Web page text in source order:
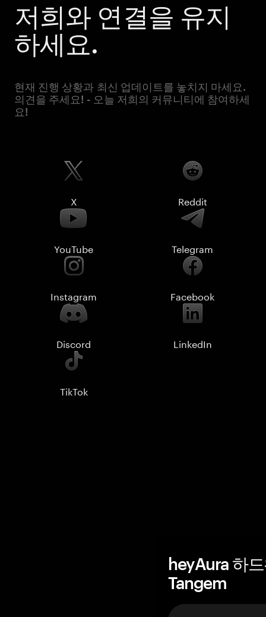
저희와 연결을 유지
하세요.
현재 진행 상황과 최신 업데이트를 놓치지 마세요.
의견을 주세요! - 오늘 저희의 커뮤니티에 참여하세
요!
X Reddit
YouTube Telegram
Instagram Facebook
Discord LinkedIn
TikTok
heyAura 하
Tangem